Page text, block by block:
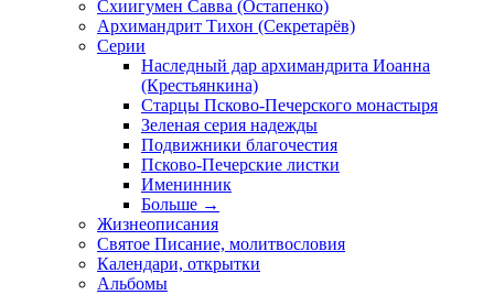
Схиигумен Савва (Остапенко)
Архимандрит Тихон (Секретарёв)
Серии
Наследный дар архимандрита Иоанна
(Крестьянкина)
Старцы Псково-Печерского монастыря
Зеленая серия надежды
Подвижники благочестия
Псково-Печерские листки
Именинник
Больше →
Жизнеописания
Святое Писание, молитвословия
Календари, открытки
Альбомы